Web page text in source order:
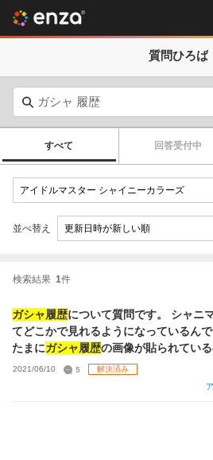
質問ひろば
すべて 回答受付中
並べ替え
検索結果 1件
ガシャ履歴について質問です。 シャニ
てどこかで見れるようになっているん
たまにガシャ履歴の画像が貼られてい
ブラウザ版ではそういった機能がないよ
リ版の方にはこういった機能があるんで
2021/06/10 5
解決済み